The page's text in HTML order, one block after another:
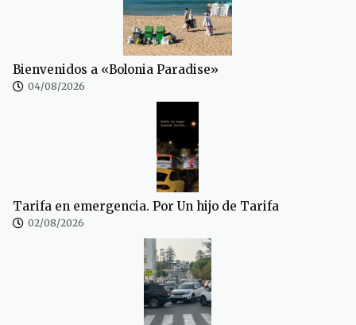
Bienvenidos a «Bolonia Paradise»
04/08/2026
Tarifa en emergencia. Por Un hijo de Tarifa
02/08/2026